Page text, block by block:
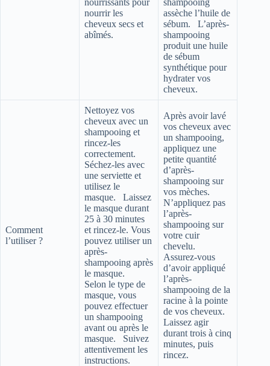
nourrir les
cheveux secs et
abîmés.
assèche l’huile de
sébum. L’après-
shampooing
produit une huile
de sébum
synthétique pour
hydrater vos
cheveux.
Comment
l’utiliser ?
Nettoyez vos
cheveux avec un
shampooing et
rincez-les
correctement.
Séchez-les avec
une serviette et
utilisez le
masque. Laissez
le masque durant
25 à 30 minutes
et rincez-le. Vous
pouvez utiliser un
après-
shampooing après
le masque.
Selon le type de
masque, vous
pouvez effectuer
un shampooing
avant ou après le
masque. Suivez
attentivement les
instructions.
Après avoir lavé
vos cheveux avec
un shampooing,
appliquez une
petite quantité
d’après-
shampooing sur
vos mèches.
N’appliquez pas
l’après-
shampooing sur
votre cuir
chevelu.
Assurez-vous
d’avoir appliqué
l’après-
shampooing de la
racine à la pointe
de vos cheveux.
Laissez agir
durant trois à cinq
minutes, puis
rincez.